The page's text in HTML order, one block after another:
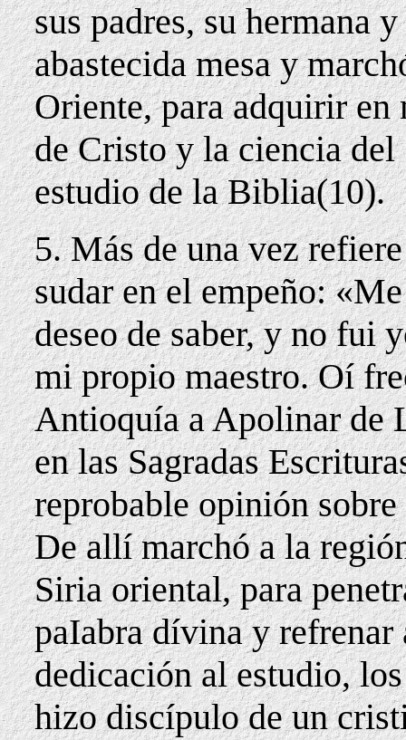
sus padres, su hermana
abastecida mesa y
Oriente, para adquirir en
de Cristo y la ciencia
estudio de la Biblia(10).
5. Más de una vez
sudar en el empeño:
deseo de saber, y no fui
mi propio maestro. Oí
Antioquía a Apolinar de
en las Sagradas
reprobable opinión
De allí marchó a la
Siria oriental, para
paIabra dívina y
dedicación al estudio,
hizo discípulo de un